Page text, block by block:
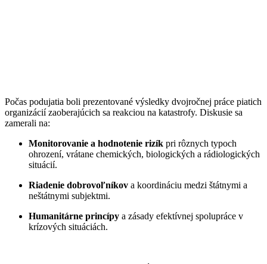
Počas podujatia boli prezentované výsledky dvojročnej práce piatich
organizácií zaoberajúcich sa reakciou na katastrofy. Diskusie sa
zamerali na:
Monitorovanie a hodnotenie rizík pri rôznych typoch
ohrození, vrátane chemických, biologických a rádiologických
situácií.
Riadenie dobrovoľníkov a koordináciu medzi štátnymi a
neštátnymi subjektmi.
Humanitárne princípy a zásady efektívnej spolupráce v
krízových situáciách.